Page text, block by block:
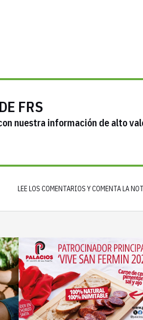
FRS
nuestra información de alto
LEE LOS COMENTARIOS Y COMENTA LA